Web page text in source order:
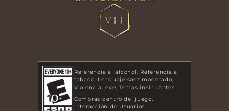
Referencia al alcohol
Referencia al
tabaco Lenguaje soez moderado
Violencia leve Temas insinuantes
Compras dentro del juego
Interacción de Usuarios